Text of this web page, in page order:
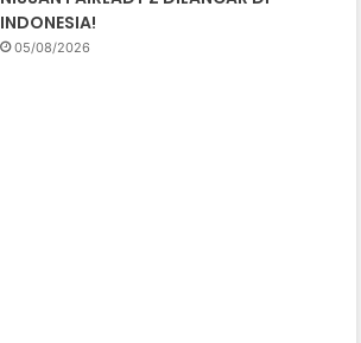
INDONESIA!
05/08/2026